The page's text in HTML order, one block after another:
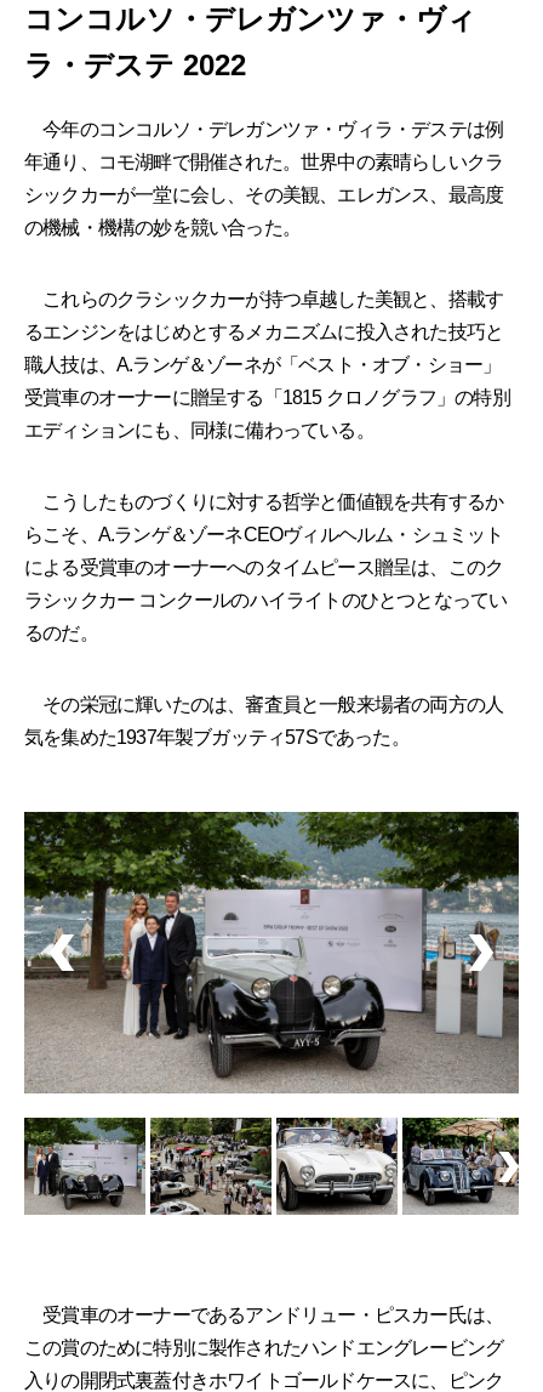
コンコルソ・デレガンツァ・ヴィ
ラ・デステ 2022
今年のコンコルソ・デレガンツァ・ヴィラ・デステは例
年通り、コモ湖畔で開催された。世界中の素晴らしいクラ
シックカーが一堂に会し、その美観、エレガンス、最高度
の機械・機構の妙を競い合った。
これらのクラシックカーが持つ卓越した美観と、搭載す
るエンジンをはじめとするメカニズムに投入された技巧と
職人技は、A.ランゲ＆ゾーネが「ベスト・オブ・ショー」
受賞車のオーナーに贈呈する「1815 クロノグラフ」の特別
エディションにも、同様に備わっている。
こうしたものづくりに対する哲学と価値観を共有するか
らこそ、A.ランゲ＆ゾーネCEOヴィルヘルム・シュミット
による受賞車のオーナーへのタイムピース贈呈は、このク
ラシックカー コンクールのハイライトのひとつとなってい
るのだ。
その栄冠に輝いたのは、審査員と一般来場者の両方の人
気を集めた1937年製ブガッティ57Sであった。
受賞車のオーナーであるアンドリュー・ピスカー氏は、
この賞のために特別に製作されたハンドエングレービング
入りの開閉式裏蓋付きホワイトゴールドケースに、ピンク